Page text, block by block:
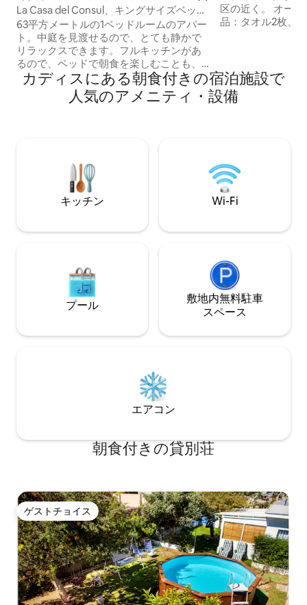
ト
La Casa del Consul、キングサイズベッド
付きのアパートメントと...
63平方メートルの1ベッドルームのアパー
ト。中庭を見渡せるので、とても静かで
リラックスできます。フルキッチンがあ
るので、ベッドで朝食を楽しむことも、
毎晩レストランに行くのに飽きた場合は
サロンで食事をすることもできます。バ
スルーム（15㎡）には、大型の3ヘッドレ
適な160x200のソファベッドで追加2名様
がご宿泊いただけます。車いすアクセス
ドリーな魅力的な建物で、スタイリッシ
用のモダンなプライベートアパートメン
はゲスト専用の共用スペースがたくさん
あり、チルアウトラウンジでは、真昼の
暑さから休息することができます。 お部
屋には非常に快適なマットレスが備わっ
ルまたはテンピュールトップのマットレ
とにしました。さらに快適にお過ごしい
ただけるよう、400スレッドカウントの
エジプト綿のベッドリネンを選びまし
た。朝起きたら、設備の整ったキッチン
ッソマシンは常に手元にあります！お部
屋や屋内の共用エリアで高速Wi-Fiインタ
事前に注文した自家製の朝食をドアの外
で受け取って、屋上のテラスガーデンに
植物に囲まれた場所に行き、2つのオーナ
ーズバーのいずれかで、プランジプール
のそばで、ゆっくりとドリンクを楽しむ
こともできます。また、ハイファイミュ
ージックや49インチのスクリーンでテレ
ビを見ながら、室内で夜を過ごすことも
できます。
区の近く。 オープンパティオ。 ビーチ用
品：タオル2枚、
マル ビクトリア
み。 スペインの法律により、次の情報が
必要です。氏名、
カディスにある朝食付きの宿泊施設で
人気のアメニティ・設備
キッチン Wi-Fi
プール
敷地内無料駐⁠車
ス⁠ペ⁠ー⁠ス
エアコン
朝食付きの貸別荘
ゲストチョイス
ゲストチョイス